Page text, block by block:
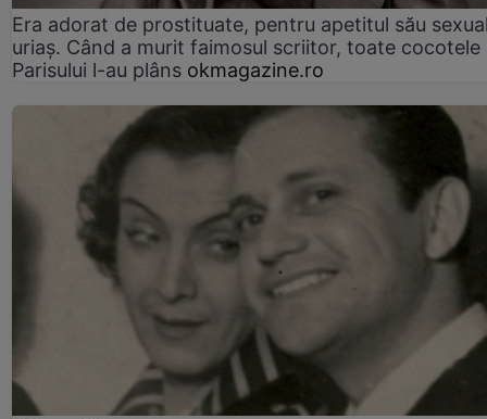
Era adorat de prostituate, pentru apetitul său
uriaș. Când a murit faimosul scriitor, toate cocotele
Parisului l-au plâns okmagazine.ro